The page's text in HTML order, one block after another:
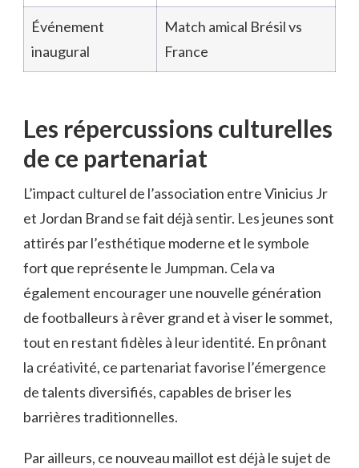
Événement
inaugural
Match amical Brésil vs
France
Les répercussions culturelles
de ce partenariat
L’impact culturel de l’association entre Vinicius Jr
et Jordan Brand se fait déjà sentir. Les jeunes sont
attirés par l’esthétique moderne et le symbole
fort que représente le Jumpman. Cela va
également encourager une nouvelle génération
de footballeurs à rêver grand et à viser le sommet,
tout en restant fidèles à leur identité. En prônant
la créativité, ce partenariat favorise l’émergence
de talents diversifiés, capables de briser les
barrières traditionnelles.
Par ailleurs, ce nouveau maillot est déjà le sujet de